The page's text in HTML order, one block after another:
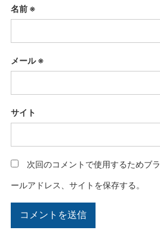
名前 ※
メール※
サイト
次回のコメントで使用するためブ
ールアドレス、サイトを保存する。